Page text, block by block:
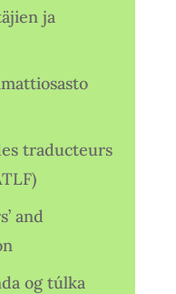
ja
traducteurs
and
og túlka